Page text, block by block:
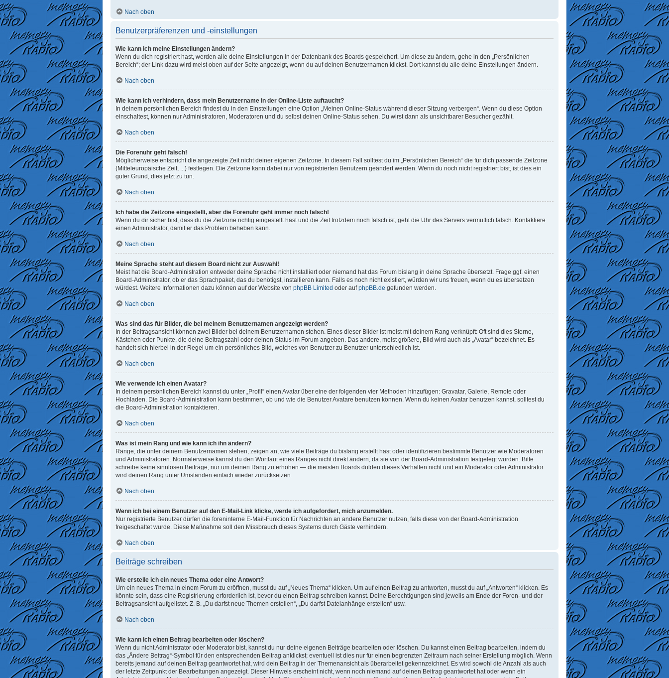
Nach oben
Benutzerpräferenzen und -einstellungen
Wie kann ich meine Einstellungen ändern?
Wenn du dich registriert hast, werden alle deine Einstellungen in der Datenbank des Boards gespeichert. Um diese zu ändern, gehe in den „Persönlichen
Bereich“; der Link dazu wird meist oben auf der Seite angezeigt, wenn du auf deinen Benutzernamen klickst. Dort kannst du alle deine Einstellungen ändern.
Nach oben
Wie kann ich verhindern, dass mein Benutzername in der Online-Liste auftaucht?
In deinem persönlichen Bereich findest du in den Einstellungen eine Option „Meinen Online-Status während dieser Sitzung verbergen“. Wenn du diese Option
einschaltest, können nur Administratoren, Moderatoren und du selbst deinen Online-Status sehen. Du wirst dann als unsichtbarer Besucher gezählt.
Nach oben
Die Forenuhr geht falsch!
Möglicherweise entspricht die angezeigte Zeit nicht deiner eigenen Zeitzone. In diesem Fall solltest du im „Persönlichen Bereich“ die für dich passende Zeitzone
(Mitteleuropäische Zeit, ...) festlegen. Die Zeitzone kann dabei nur von registrierten Benutzern geändert werden. Wenn du noch nicht registriert bist, ist dies ein
guter Grund, dies jetzt zu tun.
Nach oben
Ich habe die Zeitzone eingestellt, aber die Forenuhr geht immer noch falsch!
Wenn du dir sicher bist, dass du die Zeitzone richtig eingestellt hast und die Zeit trotzdem noch falsch ist, geht die Uhr des Servers vermutlich falsch. Kontaktiere
einen Administrator, damit er das Problem beheben kann.
Nach oben
Meine Sprache steht auf diesem Board nicht zur Auswahl!
Meist hat die Board-Administration entweder deine Sprache nicht installiert oder niemand hat das Forum bislang in deine Sprache übersetzt. Frage ggf. einen
Board-Administrator, ob er das Sprachpaket, das du benötigst, installieren kann. Falls es noch nicht existiert, würden wir uns freuen, wenn du es übersetzen
würdest. Weitere Informationen dazu können auf der Website von phpBB Limited oder aufphpBB.de gefunden werden.
Nach oben
Was sind das für Bilder, die bei meinem Benutzernamen angezeigt werden?
In der Beitragsansicht können zwei Bilder bei deinem Benutzernamen stehen. Eines dieser Bilder ist meist mit deinem Rang verknüpft: Oft sind dies Sterne,
Kästchen oder Punkte, die deine Beitragszahl oder deinen Status im Forum angeben. Das andere, meist größere, Bild wird auch als „Avatar“ bezeichnet. Es
handelt sich hierbei in der Regel um ein persönliches Bild, welches von Benutzer zu Benutzer unterschiedlich ist.
Nach oben
Wie verwende ich einen Avatar?
In deinem persönlichen Bereich kannst du unter „Profil“ einen Avatar über eine der folgenden vier Methoden hinzufügen: Gravatar, Galerie, Remote oder
Hochladen. Die Board-Administration kann bestimmen, ob und wie die Benutzer Avatare benutzen können. Wenn du keinen Avatar benutzen kannst, solltest du
die Board-Administration kontaktieren.
Nach oben
Was ist mein Rang und wie kann ich ihn ändern?
Ränge, die unter deinem Benutzernamen stehen, zeigen an, wie viele Beiträge du bislang erstellt hast oder identifizieren bestimmte Benutzer wie Moderatoren
und Administratoren. Normalerweise kannst du den Wortlaut eines Ranges nicht direkt ändern, da sie von der Board-Administration festgelegt wurden. Bitte
schreibe keine sinnlosen Beiträge, nur um deinen Rang zu erhöhen — die meisten Boards dulden dieses Verhalten nicht und ein Moderator oder Administrator
wird deinen Rang unter Umständen einfach wieder zurücksetzen.
Nach oben
Wenn ich bei einem Benutzer auf den E-Mail-Link klicke, werde ich aufgefordert, mich anzumelden.
Nur registrierte Benutzer dürfen die foreninterne E-Mail-Funktion für Nachrichten an andere Benutzer nutzen, falls diese von der Board-Administration
freigeschaltet wurde. Diese Maßnahme soll den Missbrauch dieses Systems durch Gäste verhindern.
Nach oben
Beiträge schreiben
Wie erstelle ich ein neues Thema oder eine Antwort?
Um ein neues Thema in einem Forum zu eröffnen, musst du auf „Neues Thema“ klicken. Um auf einen Beitrag zu antworten, musst du auf „Antworten“ klicken. Es
könnte sein, dass eine Registrierung erforderlich ist, bevor du einen Beitrag schreiben kannst. Deine Berechtigungen sind jeweils am Ende der Foren- und der
Beitragsansicht aufgelistet. Z. B. „Du darfst neue Themen erstellen“, „Du darfst Dateianhänge erstellen“ usw.
Nach oben
Wie kann ich einen Beitrag bearbeiten oder löschen?
Wenn du nicht Administrator oder Moderator bist, kannst du nur deine eigenen Beiträge bearbeiten oder löschen. Du kannst einen Beitrag bearbeiten, indem du
das „Ändere Beitrag“-Symbol für den entsprechenden Beitrag anklickst; eventuell ist dies nur für einen begrenzten Zeitraum nach seiner Erstellung möglich. Wenn
bereits jemand auf deinen Beitrag geantwortet hat, wird dein Beitrag in der Themenansicht als überarbeitet gekennzeichnet. Es wird sowohl die Anzahl als auch
der letzte Zeitpunkt der Bearbeitungen angezeigt. Dieser Hinweis erscheint nicht, wenn noch niemand auf deinen Beitrag geantwortet hat oder wenn ein